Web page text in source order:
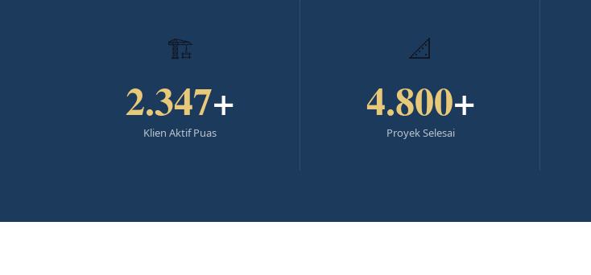
🏗
2.347+
Klien Aktif Puas
📐
4.800+
Proyek Selesai